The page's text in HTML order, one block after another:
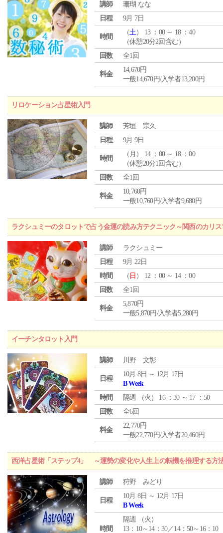
講師
珊瑚 なな
日程
9月 7日
時間
（土） 13 ：00 ～ 18 ：40
（休憩20分2回含む）
回数
全1回
料金
14,670円
一般14,670円/入学者13,200円
リロケーション占星術入門
講師
芳垣 宗久
日程
9月 9日
時間
（ 月 ） 14 ：00 ～ 18 ：00
（休憩20分1回含む）
回数
全1回
料金
10,760円
一般10,760円/入学者9,680円
ラクシュミーのタロットで占う金運の読み方テクニック～関西のカリ
講師
ラクシュミー
日程
9月 22日
時間
（ 日 ） 12 ：00 ～ 14 ：00
回数
全1回
料金
5,870円
一般5,870円/入学者5,280円
イーチンタロット入門
講師 川野 文彰
日程
10月 8日 ～ 12月 17日
B Week
時間
隔週 （火 ） 16 ：30 ～ 17 ：50
回数
全6回
料金
22,770円
一般22,770円/入学者20,460円
西洋占星術「ステップ4」 ～運勢の変化や人生上の転機を推理する方
講師 狩野 みどり
日程
10月 8日 ～ 12月 17日
B Week
時間
隔週 （火 ）
13：10～14：30／14：50～16：10